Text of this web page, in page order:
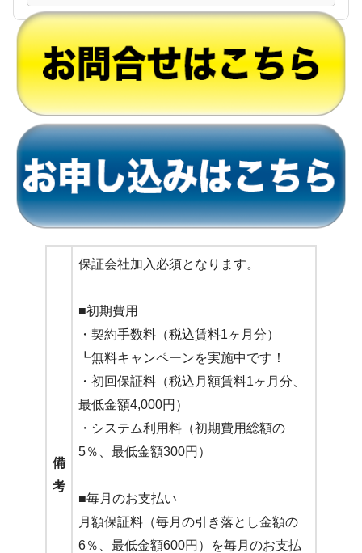
備
考
保証会社加入必須となります。
■初期費用
・契約手数料（税込賃料1ヶ月分）
┗無料キャンペーンを実施中です！
・初回保証料（税込月額賃料1ヶ月分、
最低金額4,000円）
・システム利用料（初期費用総額の
5％、最低金額300円）
■毎月のお支払い
月額保証料（毎月の引き落とし金額の
6％、最低金額600円）を毎月のお支払